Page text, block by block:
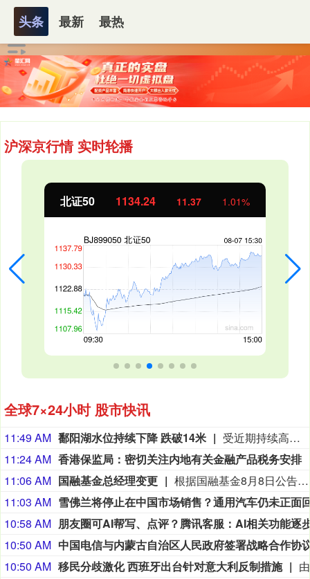
沪深京行情 实时轮播
北证50 1134.24 11.37 1.01%
全球7×24小时 股市快讯
11:49 AM 鄱阳湖水位持续下降 跌破14米
受近期持续高温天气影响，我国最大淡水湖鄱阳湖水位快速下降。截至8月8日8时，鄱阳湖标志性水文站星子站水位下降至13.97米，较昨日下降0.13米，鄱阳湖湖口站水位下降至13.84米，湖区两岸退水痕迹明显。（央视新闻）
11:24 AM 香港保监局：密切关注内地有关金融产品税务安排
11:06 AM 国融基金总经理变更
根据国融基金8月8日公告，总经理毛灵俊因个人原因离任，总经理职位暂由张圆辉代任。根据国融基金安排，该公司董事会选举韩光华拟任公司总经理，待韩光华完成相关程序后履职。
11:03 AM
10:58 AM
10:50 AM
10:50 AM 移民分歧激化 西班牙出台针对意大利反制措施
头条 最新 最热